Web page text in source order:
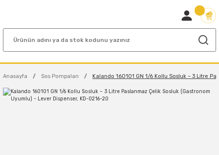
Anasayfa Sos Pompaları Kalando 160101 GN 1/6 Kollu Sosluk – 3 Litre